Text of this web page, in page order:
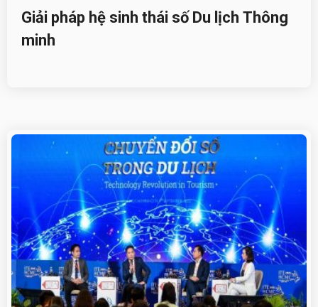
Giải pháp hệ sinh thái số Du lịch Thông
minh